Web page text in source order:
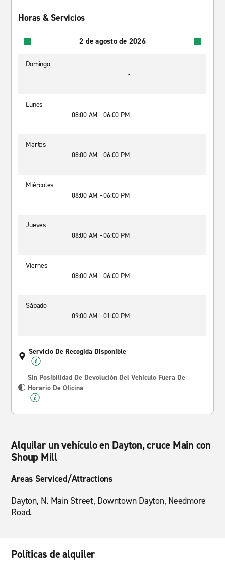
Horas & Servicios
2 de agosto de 2026
Domingo
-
Lunes
08:00 AM - 06:00 PM
Martes
08:00 AM - 06:00 PM
Miércoles
08:00 AM - 06:00 PM
Jueves
08:00 AM - 06:00 PM
Viernes
08:00 AM - 06:00 PM
Sábado
09:00 AM - 01:00 PM
Servicio De Recogida Disponible
Sin Posibilidad De Devolución Del Vehículo Fuera De
Horario De Oficina
Alquilar un vehículo en Dayton, cruce Main con
Shoup Mill
Areas Serviced/Attractions
Dayton, N. Main Street, Downtown Dayton, Needmore
Road.
Políticas de alquiler